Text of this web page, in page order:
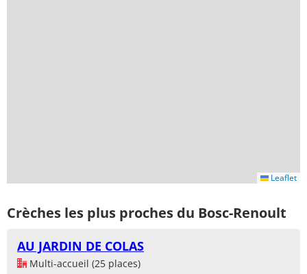
Leaflet
Crèches les plus proches du Bosc-Renoult
AU JARDIN DE COLAS
Multi-accueil (25 places)